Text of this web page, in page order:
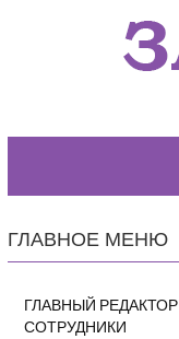
ГЛАВНОЕ МЕНЮ
ГЛАВНЫЙ РЕДАКТОР
СОТРУДНИКИ